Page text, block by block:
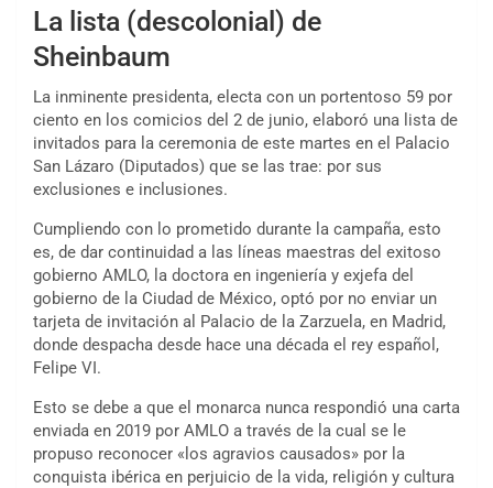
La lista (descolonial) de
Sheinbaum
La inminente presidenta, electa con un portentoso 59 por
ciento en los comicios del 2 de junio, elaboró una lista de
invitados para la ceremonia de este martes en el Palacio
San Lázaro (Diputados) que se las trae: por sus
exclusiones e inclusiones.
Cumpliendo con lo prometido durante la campaña, esto
es, de dar continuidad a las líneas maestras del exitoso
gobierno AMLO, la doctora en ingeniería y exjefa del
gobierno de la Ciudad de México, optó por no enviar un
tarjeta de invitación al Palacio de la Zarzuela, en Madrid,
donde despacha desde hace una década el rey español,
Felipe VI.
Esto se debe a que el monarca nunca respondió una carta
enviada en 2019 por AMLO a través de la cual se le
propuso reconocer «los agravios causados» por la
conquista ibérica en perjuicio de la vida, religión y cultura